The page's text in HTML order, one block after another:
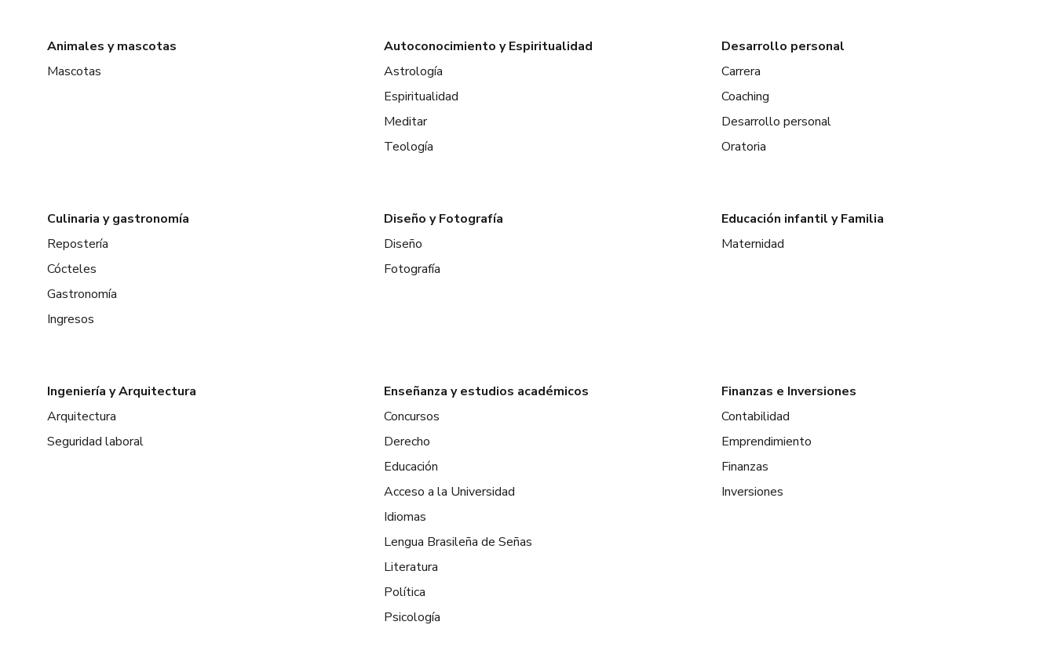
Animales y mascotas
Mascotas
Autoconocimiento y Espiritualidad
Astrología
Espiritualidad
Meditar
Teología
Desarrollo personal
Carrera
Coaching
Desarrollo personal
Oratoria
Culinaria y gastronomía
Repostería
Cócteles
Gastronomía
Ingresos
Diseño y Fotografía
Diseño
Fotografía
Educación infantil y Familia
Maternidad
Ingeniería y Arquitectura
Arquitectura
Seguridad laboral
Enseñanza y estudios académicos
Concursos
Derecho
Educación
Acceso a la Universidad
Idiomas
Lengua Brasileña de Señas
Literatura
Política
Psicología
Finanzas e Inversiones
Contabilidad
Emprendimiento
Finanzas
Inversiones